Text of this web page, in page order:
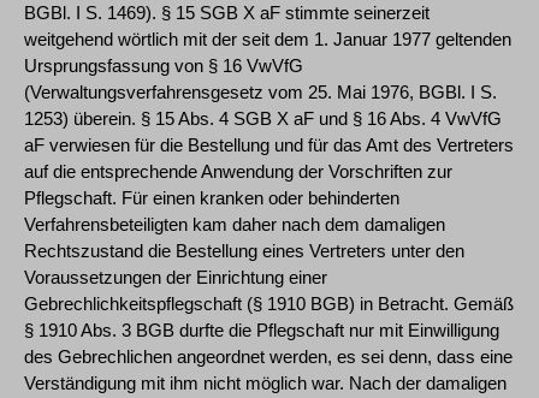
BGBl. I S. 1469). § 15 SGB X aF stimmte seinerzeit
weitgehend wörtlich mit der seit dem 1. Januar 1977 geltenden
Ursprungsfassung von § 16 VwVfG
(Verwaltungsverfahrensgesetz vom 25. Mai 1976, BGBl. I S.
1253) überein. § 15 Abs. 4 SGB X aF und § 16 Abs. 4 VwVfG
aF verwiesen für die Bestellung und für das Amt des Vertreters
auf die entsprechende Anwendung der Vorschriften zur
Pflegschaft. Für einen kranken oder behinderten
Verfahrensbeteiligten kam daher nach dem damaligen
Rechtszustand die Bestellung eines Vertreters unter den
Voraussetzungen der Einrichtung einer
Gebrechlichkeitspflegschaft (§ 1910 BGB) in Betracht. Gemäß
§ 1910 Abs. 3 BGB durfte die Pflegschaft nur mit Einwilligung
des Gebrechlichen angeordnet werden, es sei denn, dass eine
Verständigung mit ihm nicht möglich war. Nach der damaligen